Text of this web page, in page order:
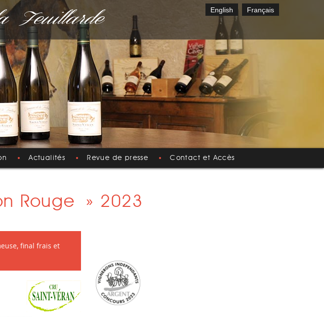
Feuillarde English Français
Actualités Revue de presse Contact et Accès
Rouge » 2023
final frais et